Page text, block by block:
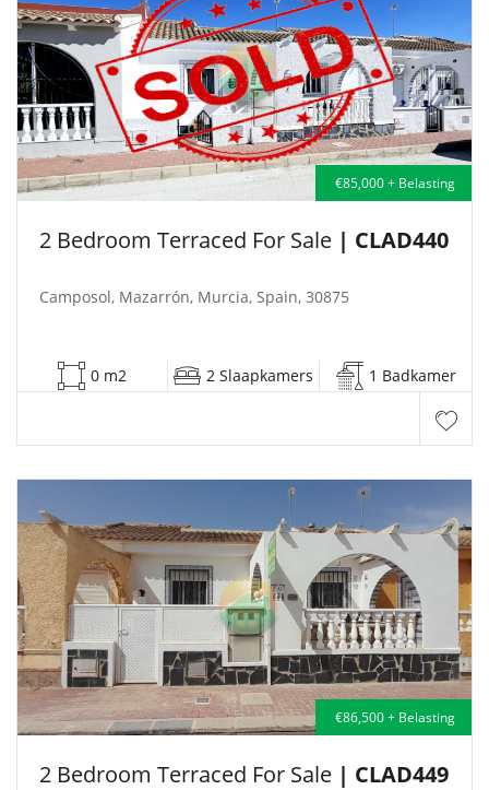
€85,000 + Belasting
2 Bedroom Terraced For Sale | CLAD440
Camposol, Mazarrón, Murcia, Spain, 30875
0 m2 2 Slaapkamers 1 Badkamer
€86,500 + Belasting
2 Bedroom Terraced For Sale | CLAD449